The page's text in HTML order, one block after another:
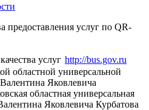
предоставления услуг по QR-
http://bus.gov.ru
областной универсальной
Яковлевича
областная универсальная
Яковлевича Курбатова